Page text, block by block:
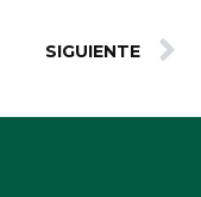
SIGUIENTE